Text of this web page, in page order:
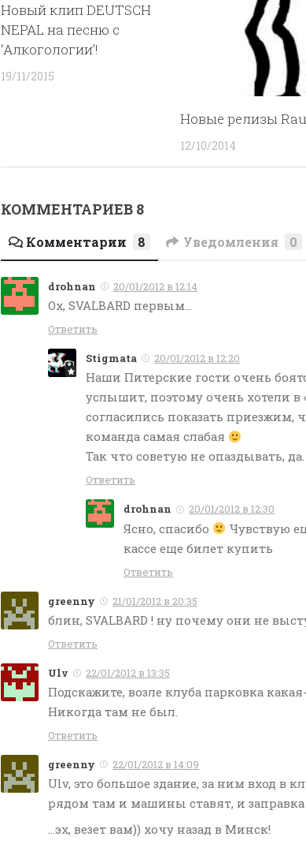
Новый клип DEUTSCH
NEPAL на песню с
‘Алкогологии’!
19/11/2015
Новые релизы
12/10/2014
КОММЕНТАРИЕВ 8
Комментарии 8 Уведомления 0
drohnan 20/01/2012 в 12:14
Ох, SVALBARD первым…
Ответить
Stigmata 20/01/2012 в 12:20
Наши Питерские гости очень
услышит, поэтому очень хотели в
согласились показать приезжим,
команда самая слабая
Так что советую не опаздывать,
Ответить
drohnan 20/01/2012 в 12:30
Ясно, спасибо
Чувствую
кассе еще билет купить
Ответить
greenny 21/01/2012 в 20:35
блин, SVALBARD ! ну почему они не
Ответить
Ulv 22/01/2012 в 13:35
Подскажите, возле клуба парковка
Никогда там не был.
Ответить
greenny 22/01/2012 в 14:09
Ulv, это большое здание, за ним вход в
рядом там и машины ставят, и заправка
…эх, везет вам)) хочу назад в Минск!